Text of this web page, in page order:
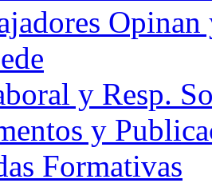
Opinan
y Resp.
y
Formativas